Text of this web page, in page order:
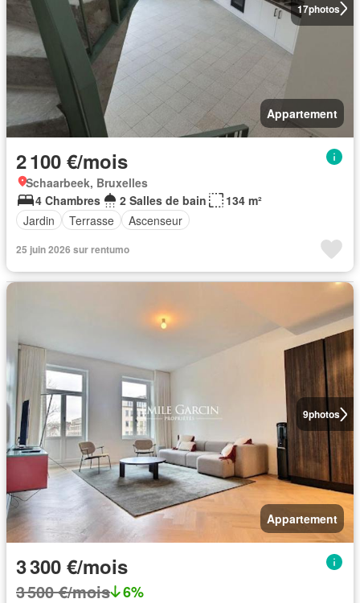
17photos
Appartement
2 100 €/mois
Schaarbeek, Bruxelles
4 Chambres
2 Salles de bain
134 m²
Jardin
Terrasse Ascenseur
25 juin 2026 sur rentumo
9photos
Appartement
3 300 €/mois
3 500 €/mois 6%